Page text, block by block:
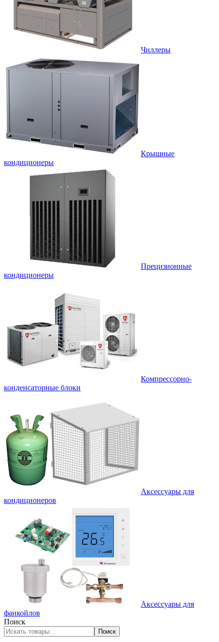
Чиллеры
Крышные
кондиционеры
Прецизионные
кондиционеры
Компрессорно-
конденсаторные блоки
Аксессуары для
кондиционеров
Аксессуары для
фанкойлов
Поиск
Поиск